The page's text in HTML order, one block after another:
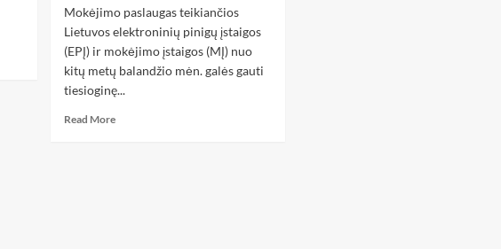
Mokėjimo paslaugas teikiančios
Lietuvos elektroninių pinigų įstaigos
(EPĮ) ir mokėjimo įstaigos (MĮ) nuo
kitų metų balandžio mėn. galės gauti
tiesioginę...
Read More